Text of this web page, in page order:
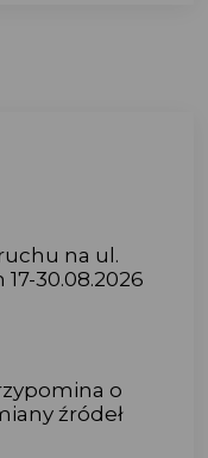
na ul.
30.08.2026
o
źródeł